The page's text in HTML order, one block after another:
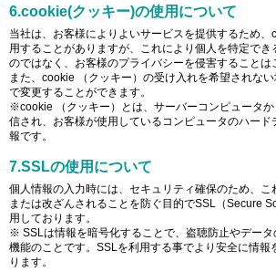
6.cookie(クッキー)の使用について
当社は、お客様によりよいサービスを提供するため
用することがありますが、これにより個人を特定でき
のではなく、お客様のプライバシーを侵害することは
また、cookie （クッキー）の受け入れを希望されな
で変更することができます。
※cookie （クッキー）とは、サーバーコンピュータ
信され、お客様が使用しているコンピュータのハー
報です。
7.SSLの使用について
個人情報の入力時には、セキュリティ確保のため、
または改ざんされることを防ぐ目的でSSL（Secure
用しております。
※ SSLは情報を暗号化することで、盗聴防止やデー
機能のことです。SSLを利用する事でより安全に情報
ります。